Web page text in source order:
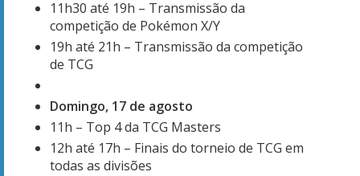
11h30 até 19h – Transmissão da
competição de Pokémon X/Y
19h até 21h – Transmissão da competição
de TCG
Domingo, 17 de agosto
11h – Top 4 da TCG Masters
12h até 17h – Finais do torneio de TCG em
todas as divisões